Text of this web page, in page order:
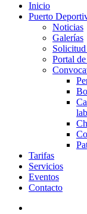
Inicio
Puerto
Noticias
Galerías
Portal
Tarifas
Servicios
Eventos
Contacto